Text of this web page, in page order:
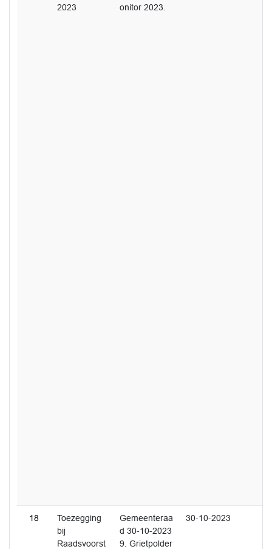
2023
onitor 2023.
18
Toezegging
bij
Raadsvoorst
Gemeenteraa
d 30-10-2023
9. Grietpolder
30-10-2023